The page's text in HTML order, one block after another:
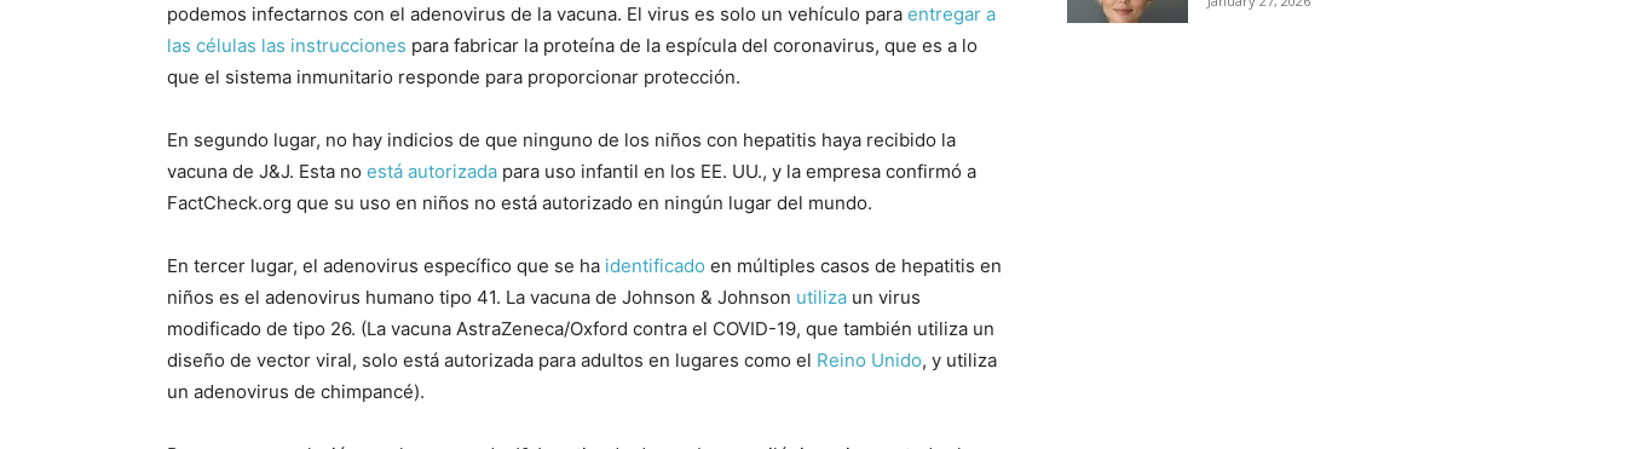
podemos infectarnos con el adenovirus de la vacuna. El virus es solo un vehículo para entregar a
las células las instrucciones para fabricar la proteína de la espícula del coronavirus, que es a lo
que el sistema inmunitario responde para proporcionar protección.
En segundo lugar, no hay indicios de que ninguno de los niños con hepatitis haya recibido la
vacuna de J&J. Esta no está autorizada para uso infantil en los EE. UU., y la empresa confirmó a
FactCheck.org que su uso en niños no está autorizado en ningún lugar del mundo.
En tercer lugar, el adenovirus específico que se ha identificado en múltiples casos de hepatitis en
niños es el adenovirus humano tipo 41. La vacuna de Johnson & Johnson utiliza un virus
modificado de tipo 26. (La vacuna AstraZeneca/Oxford contra el COVID-19, que también utiliza un
diseño de vector viral, solo está autorizada para adultos en lugares como el Reino Unido, y utiliza
un adenovirus de chimpancé).